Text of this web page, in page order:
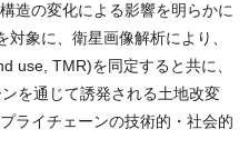
造の変化による影響を明らかに
象に、衛星画像解析により、
use, TMR)を同定すると共に、
を通じて誘発される土地改変
ライチェーンの技術的・社会的